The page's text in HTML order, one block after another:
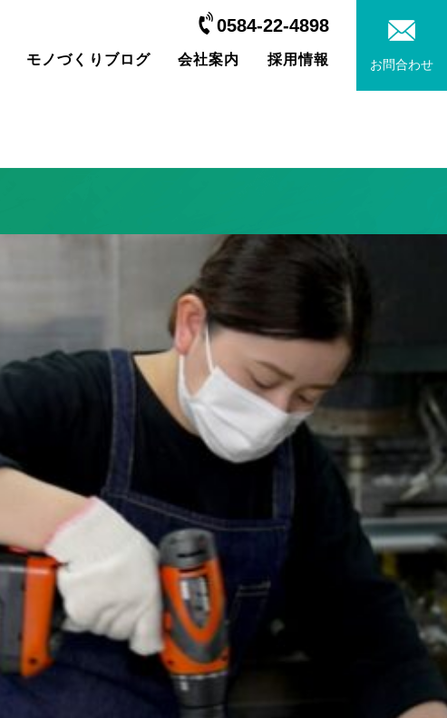
0584-22-4898
モノづくりブログ 会社案内
SDGsのあゆみ
採用情報 お問合わせ